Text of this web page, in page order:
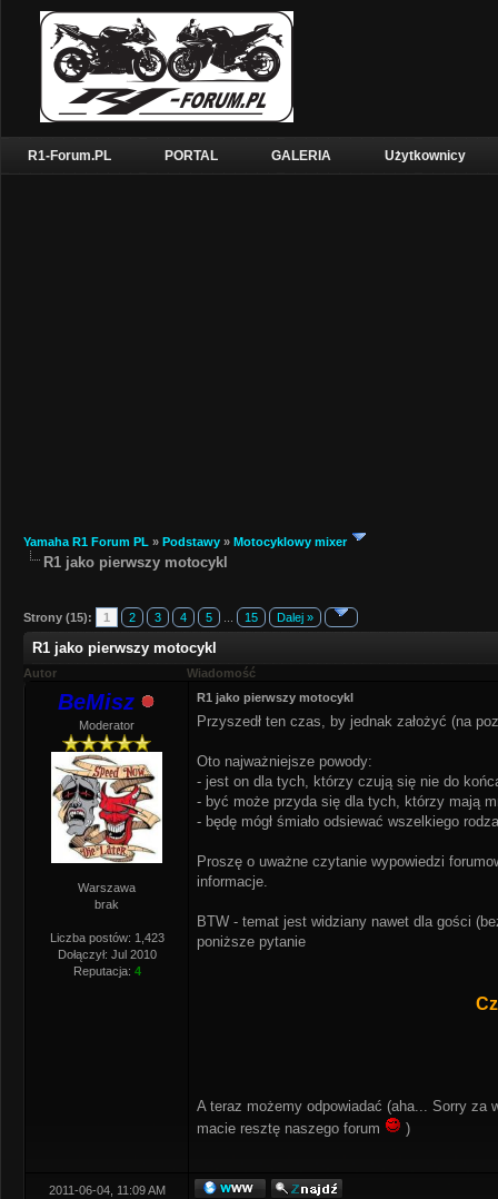
R1-Forum.PL PORTAL GALERIA Użytkownicy
Yamaha R1 Forum PL » Podstawy » Motocyklowy mixer
R1 jako pierwszy motocykl
Strony (15): 1 2 3 4 5 15 Dalej »
R1 jako pierwszy motocykl
Autor Wiadomość
BeMisz
Moderator
Warszawa
brak
Liczba postów: 1,423
Dołączył: Jul 2010
Reputacja: 4
R1 jako pierwszy motocykl
Przyszedł ten czas, by jednak założyć (na
Oto najważniejsze powody:
- jest on dla tych, którzy czują się nie do
- być może przyda się dla tych, którzy mają
- będę mógł śmiało odsiewać wszelkiego
Proszę o uważne czytanie wypowiedzi
informacje.
BTW - temat jest widziany nawet dla gości
poniższe pytanie
A teraz możemy odpowiadać (aha... Sorry za
macie resztę naszego forum
)
2011-06-04, 11:09 AM